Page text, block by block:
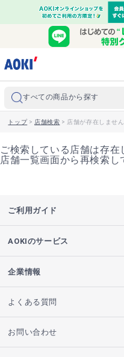
すべての商品から探す
トップ> 店舗検索 > 店舗が存在しません
ご検索している店舗は存在
店舗一覧画面から再検索し
ご利用ガイド
AOKIのサービス
企業情報
よくある質問
お問い合わせ